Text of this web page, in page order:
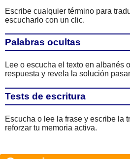
Escribe cualquier término para
escucharlo con un clic.
Palabras ocultas
Lee o escucha el texto en albanés
respuesta y revela la solución
Tests de escritura
Escucha o lee la frase y escribe la
reforzar tu memoria activa.